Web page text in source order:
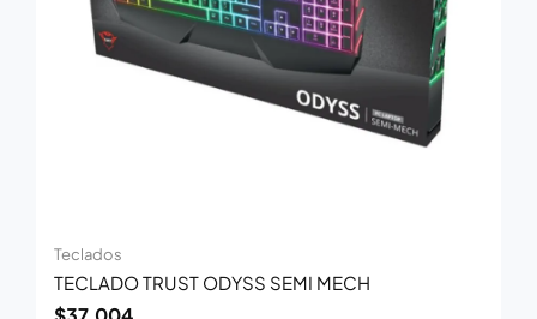
Teclados
TECLADO TRUST ODYSS SEMI MECH